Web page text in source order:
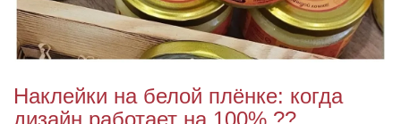
Наклейки на белой плёнке: когда